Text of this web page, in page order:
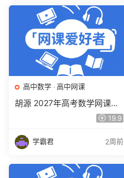
高中数学 · 高中网课
胡源 2027年高考数学网课教
程 高三数学 一轮复习暑假班
19.9
学霸君 2周前